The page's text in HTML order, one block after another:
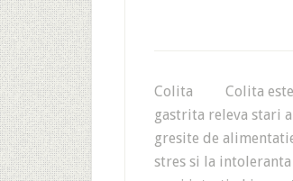
Colita Colita este
gastrita releva stari
gresite de
stres si la